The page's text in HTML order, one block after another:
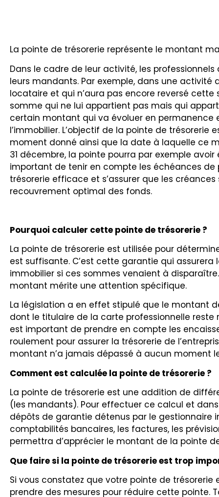
La pointe de trésorerie représente le montant
Dans le cadre de leur activité, les
leurs mandants. Par exemple, dans une
locataire et qui n’aura pas encore reversé
somme qui ne lui appartient pas mais qui
certain montant qui va évoluer en permanence
l’immobilier. L’objectif de la pointe de
moment donné ainsi que la date à laquelle ce
31 décembre, la pointe pourra par exemple
important de tenir en compte les échéances
trésorerie efficace et s’assurer que les
recouvrement optimal des fonds.
Pourquoi calculer cette pointe de trésorerie ?
La pointe de trésorerie est utilisée pour
est suffisante. C’est cette garantie qui
immobilier si ces sommes venaient à
montant mérite une attention spécifique.
La législation a en effet stipulé que le montant
dont le titulaire de la carte professionnelle
est important de prendre en compte les
roulement pour assurer la trésorerie de
montant n’a jamais dépassé à aucun moment
Comment est calculée la pointe de trésorerie ?
La pointe de trésorerie est une addition de
(les mandants). Pour effectuer ce calcul et
dépôts de garantie détenus par le gestionnaire
comptabilités bancaires, les factures, les
permettra d’apprécier le montant de la pointe
Que faire si la pointe de trésorerie est trop
Si vous constatez que votre pointe de
prendre des mesures pour réduire cette pointe.